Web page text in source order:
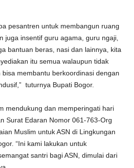
pesantren untuk membangun ruang
juga insentif guru agama, guru ngaji,
bantuan beras, nasi dan lainnya, kita
itu semua walaupun tidak
membantu berkoordinasi dengan
tuturnya Bupati Bogor.
mendukung dan memperingati hari
Surat Edaran Nomor 061-763-Org
Muslim untuk ASN di Lingkungan
“Ini kami lakukan untuk
santri bagi ASN, dimulai dari